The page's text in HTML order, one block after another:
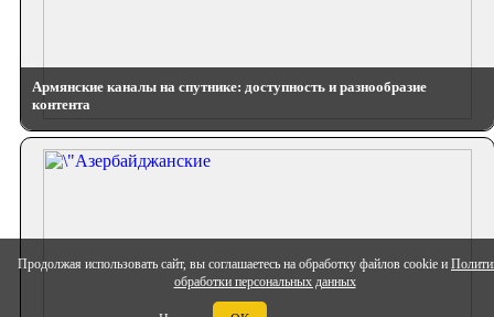
Продолжая использовать сайт, вы соглашаетесь на обработку файлов cookie и
обработки персональных данных
Армянские каналы на спутнике: доступность и разнообразие
контента